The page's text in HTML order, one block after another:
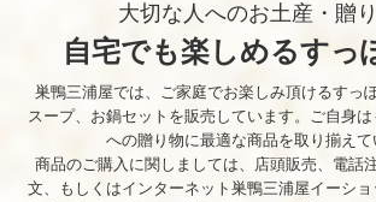
大切な人へのお土産・贈
自宅でも楽しめるすっ
巣鴨三浦屋では、ご家庭でお楽しみ頂けるすっ
スープ、お鍋セットを販売しています。ご自身
への贈り物に最適な商品を取り揃えて
商品のご購入に関しましては、店頭販売、電話
文、もしくはインターネット巣鴨三浦屋イーシ